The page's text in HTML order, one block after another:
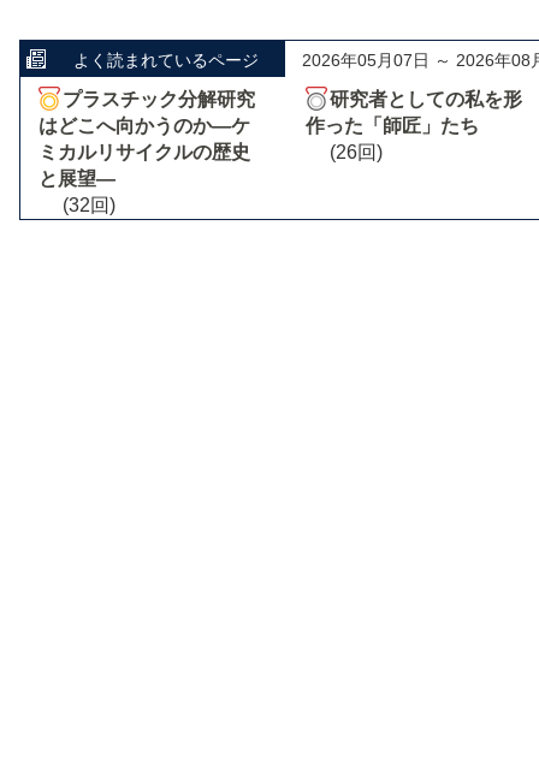
よく読まれているページ 2026年05月07日 ～ 2026年08
プラスチック分解研究
はどこへ向かうのか―ケ
ミカルリサイクルの歴史
と展望―
(32回)
研究者としての私を形
作った「師匠」たち
(26回)